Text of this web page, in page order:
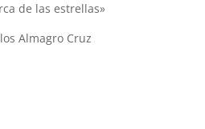
de las estrellas»
Almagro Cruz